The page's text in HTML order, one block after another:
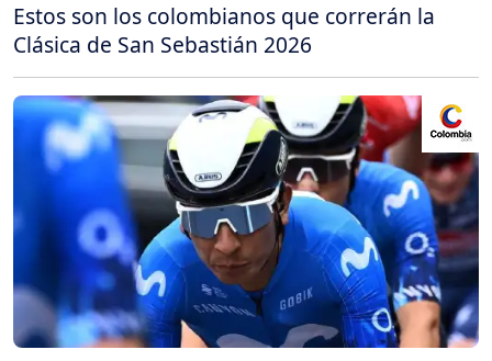
Estos son los colombianos que correrán la
Clásica de San Sebastián 2026